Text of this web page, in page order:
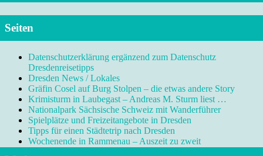
Seiten
Datenschutzerklärung ergänzend zum Datenschutz
Dresdenreisetipps
Dresden News / Lokales
Gräfin Cosel auf Burg Stolpen – die etwas andere Story
Krimisturm in Laubegast – Andreas M. Sturm liest …
Nationalpark Sächsische Schweiz mit Wanderführer
Spielplätze und Freizeitangebote in Dresden
Tipps für einen Städtetrip nach Dresden
Wochenende in Rammenau – Auszeit zu zweit